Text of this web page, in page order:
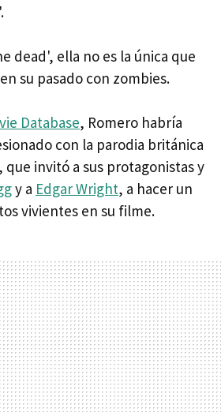
dead', ella no es la única que
su pasado con zombies.
Database, Romero habría
con la parodia británica
, que invitó a sus protagonistas y
y a Edgar Wright, a hacer un
vivientes en su filme.